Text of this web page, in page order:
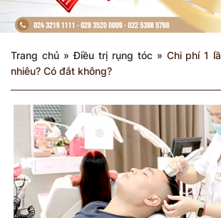
Trang chủ»Điều trị rụng tóc» Chi phí 1
nhiêu? Có đắt không?